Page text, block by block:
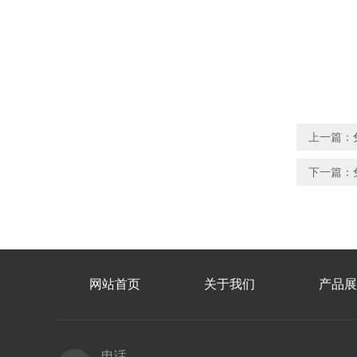
上一篇：
下一篇：
网站首页 关于我们 产品